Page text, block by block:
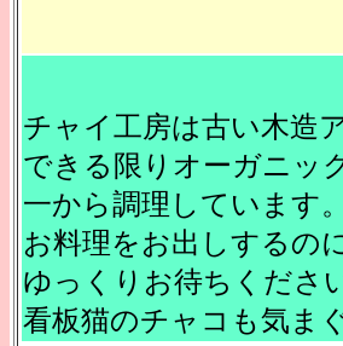
チャイ工房は古い木造
できる限りオーガニッ
一から調理しています。
お料理をお出しするの
ゆっくりお待ちくださ
看板猫のチャコも気ま